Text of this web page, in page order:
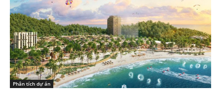
Phân tích dự án